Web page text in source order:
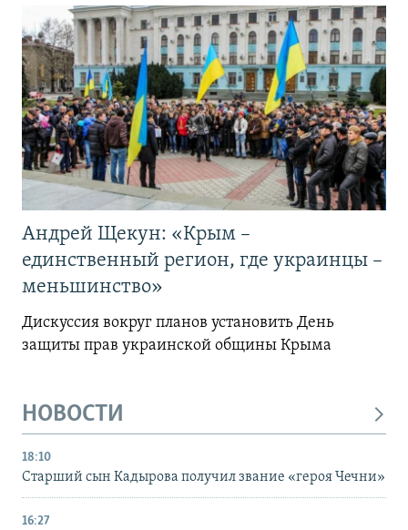
Андрей Щекун: «Крым –
единственный регион, где украинцы –
меньшинство»
Дискуссия вокруг планов установить День
защиты прав украинской общины Крыма
НОВОСТИ
18:10
Старший сын Кадырова получил звание «героя Чечни»
16:27